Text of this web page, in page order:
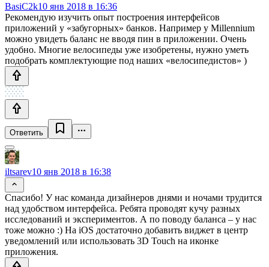
BasiC2k10 янв 2018 в 16:36
Рекомендую изучить опыт построения интерфейсов
приложений у «забугорных» банков. Например у Millennium
можно увидеть баланс не вводя пин в приложении. Очень
удобно. Многие велосипеды уже изобретены, нужно уметь
подобрать комплектующие под наших «велосипедистов» )
Ответить
iltsarev10 янв 2018 в 16:38
Спасибо! У нас команда дизайнеров днями и ночами трудится
над удобством интерфейса. Ребята проводят кучу разных
исследований и экспериментов. А по поводу баланса – у нас
тоже можно :) На iOS достаточно добавить виджет в центр
уведомлений или использовать 3D Touch на иконке
приложения.